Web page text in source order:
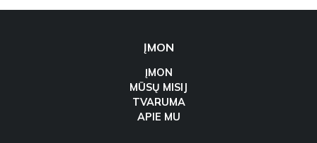
ĮMON
ĮMON
MŪSŲ MISIJ
TVARUMA
APIE MU